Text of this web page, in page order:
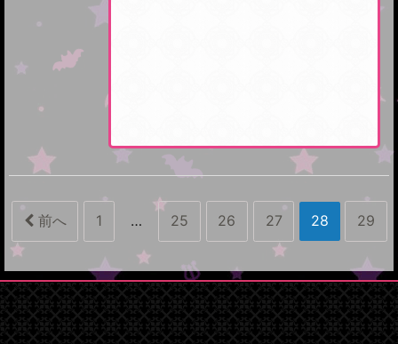
前へ 1 … 25 26 27 28 29